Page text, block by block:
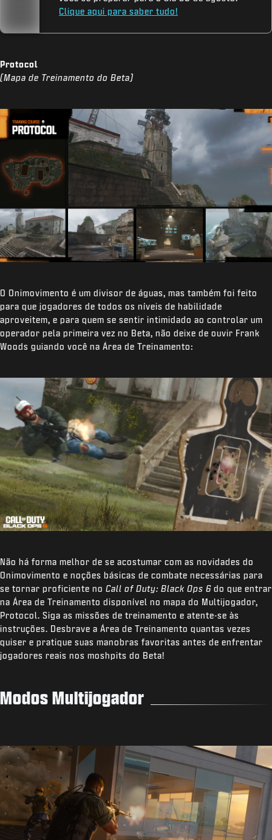
Clique aqui para saber tudo!
Protocol
(Mapa de Treinamento do Beta)
O Onimovimento é um divisor de águas, mas também foi feito
para que jogadores de todos os níveis de habilidade
aproveitem, e para quem se sentir intimidado ao controlar um
operador pela primeira vez no Beta, não deixe de ouvir Frank
Woods guiando você na Área de Treinamento:
Não há forma melhor de se acostumar com as novidades do
Onimovimento e noções básicas de combate necessárias para
se tornar proficiente no Call of Duty: Black Ops 6 do que entrar
na Área de Treinamento disponível no mapa do Multijogador,
Protocol. Siga as missões de treinamento e atente-se às
instruções. Desbrave a Área de Treinamento quantas vezes
quiser e pratique suas manobras favoritas antes de enfrentar
jogadores reais nos moshpits do Beta!
Modos Multijogador